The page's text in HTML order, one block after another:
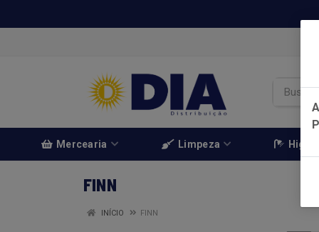
Mercearia Limpeza
FINN
INÍCIO FINN